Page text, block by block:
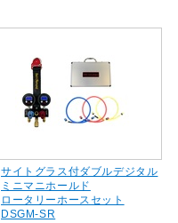
サイトグラス付ダブルデジタル
ミニマニホールド
ロータリーホースセット
DSGM-SR